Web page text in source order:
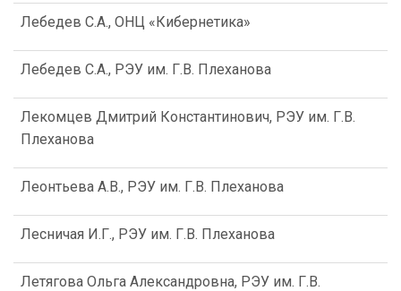
Лебедев С.А., ОНЦ «Кибернетика»
Лебедев С.А., РЭУ им. Г.В. Плеханова
Лекомцев Дмитрий Константинович, РЭУ им. Г.В.
Плеханова
Леонтьева А.В., РЭУ им. Г.В. Плеханова
Лесничая И.Г., РЭУ им. Г.В. Плеханова
Летягова Ольга Александровна, РЭУ им. Г.В.